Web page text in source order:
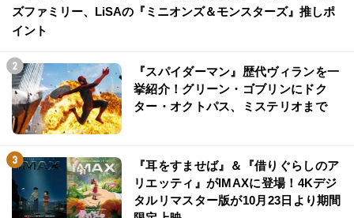
ズファミリー、LiSAの『ミニオンズ＆モンスターズ』推しポ
イント
『スパイダーマン』歴代ヴィランを一
挙紹介！グリーン・ゴブリンにドク
ター・オクトパス、ミステリオまで
『耳をすませば』＆『借りぐらしのア
リエッティ』がIMAXに登場！4Kデジ
タルリマスター版が10月23日より期間